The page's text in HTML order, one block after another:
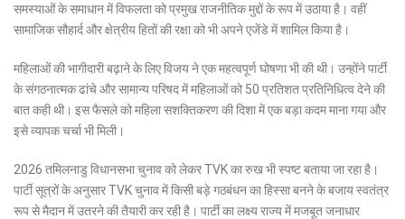
समस्याओं के समाधान में विफलता को प्रमुख राजनीतिक मुद्दों के रूप में उठाया है। वहीं
सामाजिक सौहार्द और क्षेत्रीय हितों की रक्षा को भी अपने एजेंडे में शामिल किया है।
महिलाओं की भागीदारी बढ़ाने के लिए विजय ने एक महत्वपूर्ण घोषणा भी की थी। उन्होंने पार्टी
के संगठनात्मक ढांचे और सामान्य परिषद में महिलाओं को 50 प्रतिशत प्रतिनिधित्व देने की
बात कही थी। इस फैसले को महिला सशक्तिकरण की दिशा में एक बड़ा कदम माना गया और
इसे व्यापक चर्चा भी मिली।
2026 तमिलनाडु विधानसभा चुनाव को लेकर TVK का रुख भी स्पष्ट बताया जा रहा है।
पार्टी सूत्रों के अनुसार TVK चुनाव में किसी बड़े गठबंधन का हिस्सा बनने के बजाय स्वतंत्र
रूप से मैदान में उतरने की तैयारी कर रही है। पार्टी का लक्ष्य राज्य में मजबूत जनाधार